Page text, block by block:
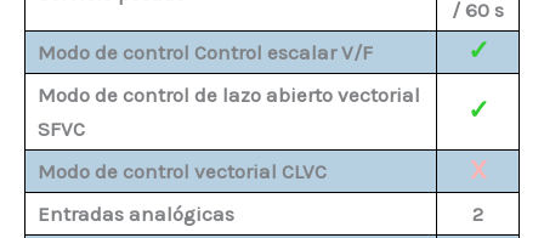
/ 60 s
Modo de control Control escalar V/F
✓
Modo de control de lazo abierto vectorial
SFVC
✓
Modo de control vectorial CLVC X
Entradas analógicas
2